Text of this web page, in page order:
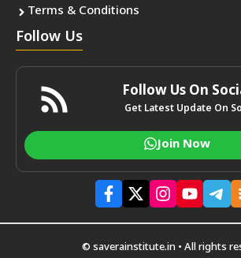
Terms & Conditions
Follow Us
Follow Us On
Get Latest Update On
Join Now
© saverainstitute.in • All rights